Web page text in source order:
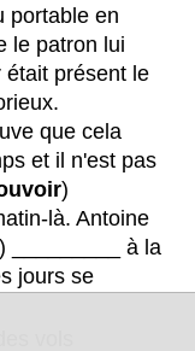
portable en
le patron lui
était présent le
que cela
et il n'est pas
)
là. Antoine
) _________ à la
jours se
vols